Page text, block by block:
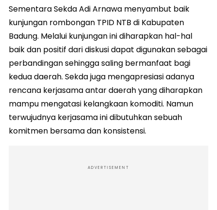
Sementara Sekda Adi Arnawa menyambut baik
kunjungan rombongan TPID NTB di Kabupaten
Badung. Melalui kunjungan ini diharapkan hal-hal
baik dan positif dari diskusi dapat digunakan sebagai
perbandingan sehingga saling bermanfaat bagi
kedua daerah. Sekda juga mengapresiasi adanya
rencana kerjasama antar daerah yang diharapkan
mampu mengatasi kelangkaan komoditi. Namun
terwujudnya kerjasama ini dibutuhkan sebuah
komitmen bersama dan konsistensi.
ADVERTISEMENT